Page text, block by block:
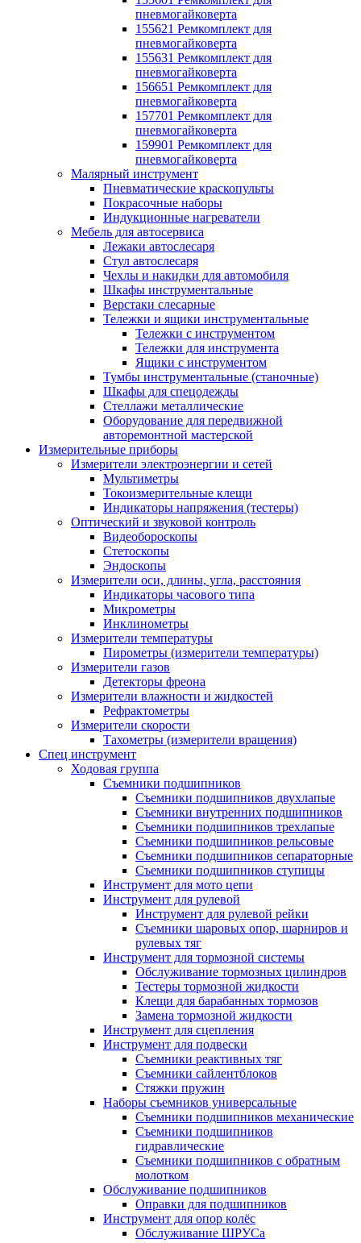
пневмогайковерта
155621 Ремкомплект для
пневмогайковерта
155631 Ремкомплект для
пневмогайковерта
156651 Ремкомплект для
пневмогайковерта
157701 Ремкомплект для
пневмогайковерта
159901 Ремкомплект для
пневмогайковерта
Малярный инструмент
Пневматические краскопульты
Покрасочные наборы
Индукционные нагреватели
Мебель для автосервиса
Лежаки автослесаря
Стул автослесаря
Чехлы и накидки для автомобиля
Шкафы инструментальные
Верстаки слесарные
Тележки и ящики инструментальные
Тележки с инструментом
Тележки для инструмента
Ящики с инструментом
Тумбы инструментальные (станочные)
Шкафы для спецодежды
Стеллажи металлические
Оборудование для передвижной
авторемонтной мастерской
Измерительные приборы
Измерители электроэнергии и сетей
Мультиметры
Токоизмерительные клещи
Индикаторы напряжения (тестеры)
Оптический и звуковой контроль
Видеобороскопы
Стетоскопы
Эндоскопы
Измерители оси, длины, угла, расстояния
Индикаторы часового типа
Микрометры
Инклинометры
Измерители температуры
Пирометры (измерители температуры)
Измерители газов
Детекторы фреона
Измерители влажности и жидкостей
Рефрактометры
Измерители скорости
Тахометры (измерители вращения)
Спец инструмент
Ходовая группа
Съемники подшипников
Съемники подшипников двухлапые
Съемники внутренних подшипников
Съемники подшипников трехлапые
Съемники подшипников рельсовые
Съемники подшипников сепараторные
Съемники подшипников ступицы
Инструмент для мото цепи
Инструмент для рулевой
Инструмент для рулевой рейки
Съемники шаровых опор, шарниров и
рулевых тяг
Инструмент для тормозной системы
Обслуживание тормозных цилиндров
Тестеры тормозной жидкости
Клещи для барабанных тормозов
Замена тормозной жидкости
Инструмент для сцепления
Инструмент для подвески
Съемники реактивных тяг
Съемники сайлентблоков
Стяжки пружин
Наборы съемников универсальные
Съемники подшипников механические
Съемники подшипников
гидравлические
Съемники подшипников с обратным
молотком
Обслуживание подшипников
Оправки для подшипников
Инструмент для опор колёс
Обслуживание ШРУСа